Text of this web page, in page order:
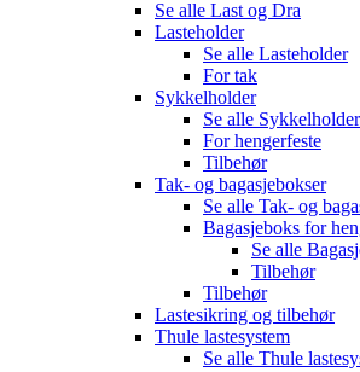
Se alle Last og Dra
Lasteholder
Se alle Lasteholder
For tak
Sykkelholder
Se alle Sykkelholder
For hengerfeste
Tilbehør
Tak- og bagasjebokser
Se alle Tak- og
Bagasjeboks for
Se alle
Tilbehør
Tilbehør
Lastesikring og tilbehør
Thule lastesystem
Se alle Thule